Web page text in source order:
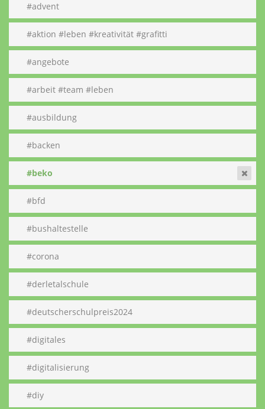
#advent
#aktion #leben #kreativität #grafitti
#angebote
#arbeit #team #leben
#ausbildung
#backen
#beko
#bfd
#bushaltestelle
#corona
#derletalschule
#deutscherschulpreis2024
#digitales
#digitalisierung
#diy